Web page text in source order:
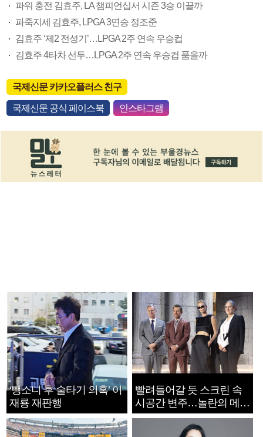
파워 충전 김효주, LA 챔피언십서 시즌 3승 이끌까
파죽지세 김효주, LPGA 3연승 정조준
김효주 ‘제2 전성기’…LPGA 2주 연속 우승컵
김효주 4타차 선두…LPGA 2주 연속 우승컵 품을까
국제신문 카카오플러스 친구
국제신문 공식 페이스북 인스타그램
‘뺑소니 후 술타기 의혹’ 이
재룡 재판행
빨려들어갈 듯 스크린 속
시공간 변주…놀란의 메시
지는 ‘전쟁 속죄’